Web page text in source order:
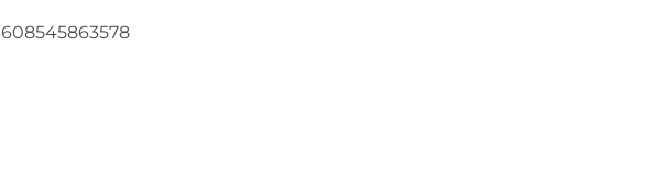
Facebook
sur X
un épingle sur Pinterest
par mail